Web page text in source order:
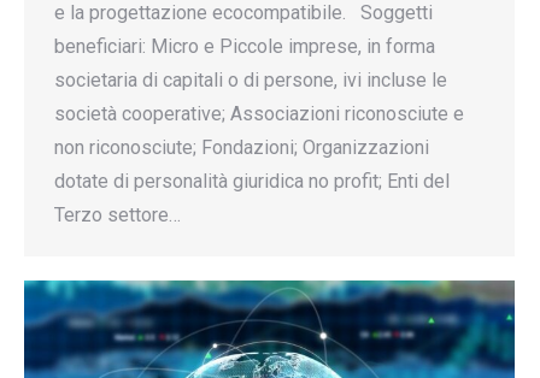
e la progettazione ecocompatibile. Soggetti
beneficiari: Micro e Piccole imprese, in forma
societaria di capitali o di persone, ivi incluse le
società cooperative; Associazioni riconosciute e
non riconosciute; Fondazioni; Organizzazioni
dotate di personalità giuridica no profit; Enti del
Terzo settore…